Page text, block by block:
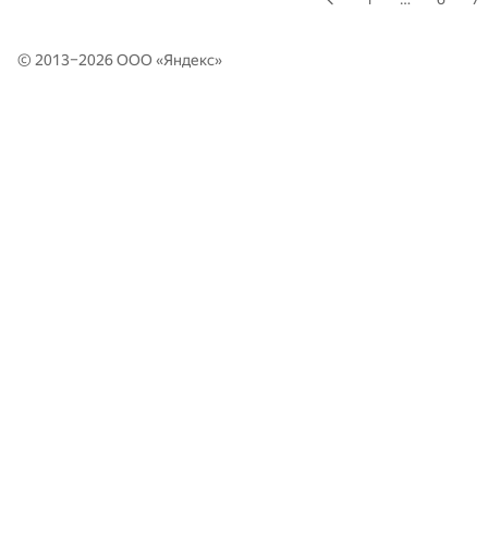
© 2013–2026 ООО «Яндекс»